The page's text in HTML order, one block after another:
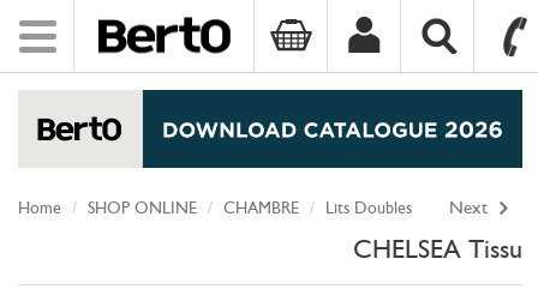
Toggle
navigation
Next
Home SHOP ONLINE CHAMBRE Lits Doubles
CHELSEA Tissu